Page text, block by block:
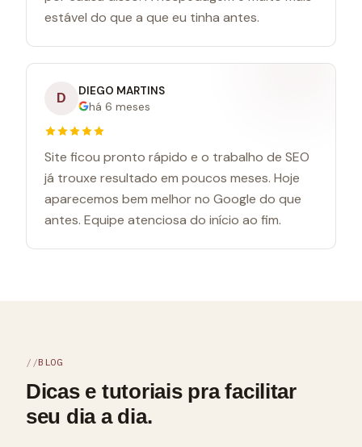
estável do que a que eu tinha antes.
D
DIEGO MARTINS
há 6 meses
Site ficou pronto rápido e o trabalho de SEO
já trouxe resultado em poucos meses. Hoje
aparecemos bem melhor no Google do que
antes. Equipe atenciosa do início ao fim.
BLOG
Dicas e tutoriais pra facilitar
seu dia a dia.